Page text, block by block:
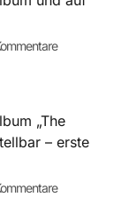
„The
– erste